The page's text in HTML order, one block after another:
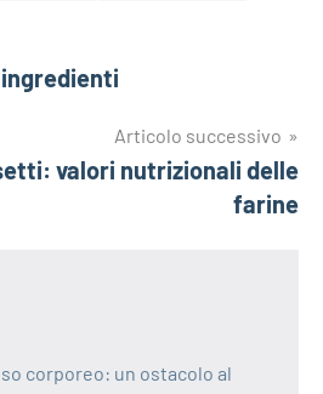
Articolo successivo
valori nutrizionali delle
farine
corporeo: un ostacolo al